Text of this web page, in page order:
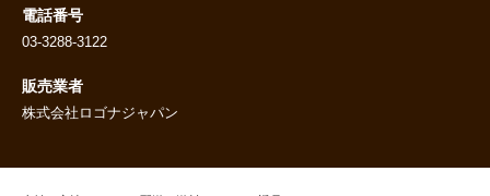
電話番号
03-3288-3122
販売業者
株式会社ロゴナジャパン